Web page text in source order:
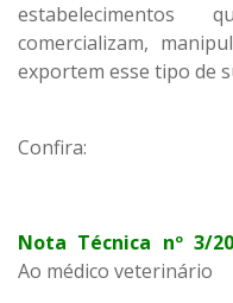
estabelecimentos
comercializam,
exportem esse tipo de
Confira:
Nota Técnica nº 3/
Ao médico veterinário